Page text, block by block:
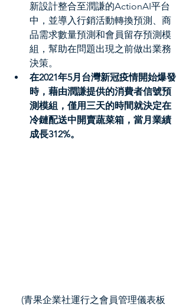
新設計整合至潤謙的ActionAI平台
中，並導入行銷活動轉換預測、商
品需求數量預測和會員留存預測模
組，幫助在問題出現之前做出業務
決策。
​在2021年5月台灣新冠疫情開始爆發
時，藉由潤謙提供的消費者信號預
測模組，僅用三天的時間就決定在
冷鏈配送中開賣蔬菜箱，當月業績
成長312%。
(青果企業社運行之會員管理儀表板